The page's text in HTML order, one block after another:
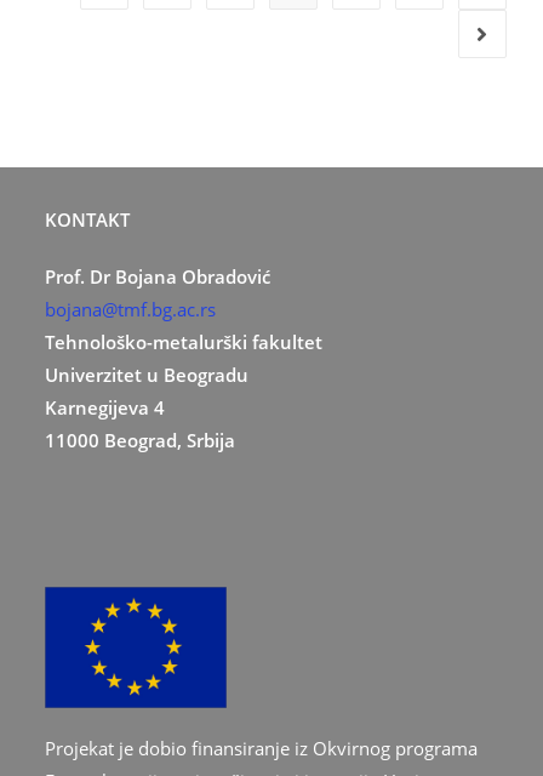
KONTAKT
Prof. Dr Bojana Obradović
bojana@tmf.bg.ac.rs
Tehnološko-metalurški fakultet
Univerzitet u Beogradu
Karnegijeva 4
11000 Beograd, Srbija
Projekat je dobio finansiranje iz Okvirnog programa